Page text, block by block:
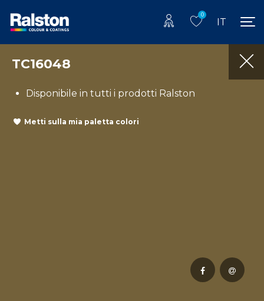
0
IT
TC16048
Disponibile in tutti i prodotti Ralston
Metti sulla mia paletta colori